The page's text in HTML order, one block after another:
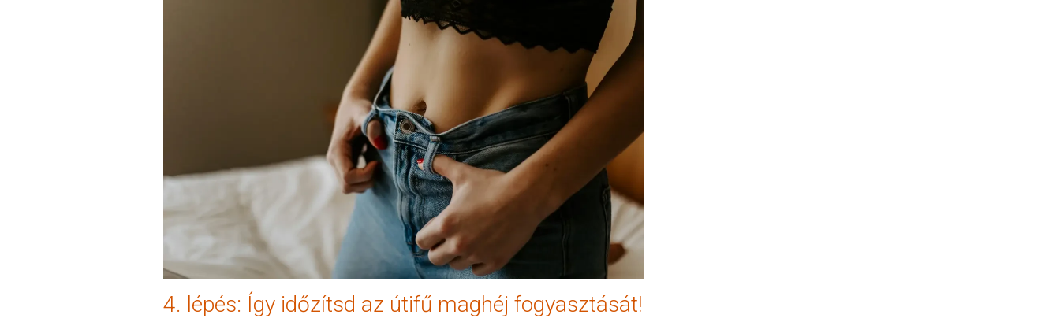
4. lépés: Így időzítsd az útifű maghéj fogyasztását!